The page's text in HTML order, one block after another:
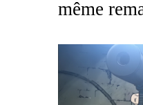
même